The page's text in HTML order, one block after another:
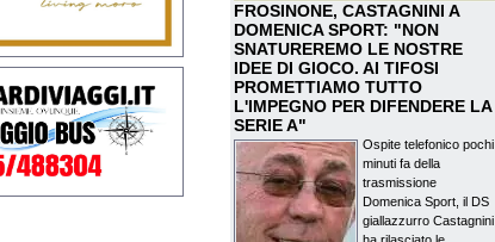
FROSINONE, CASTAGNINI A
DOMENICA SPORT: "NON
SNATUREREMO LE NOSTRE
IDEE DI GIOCO. AI TIFOSI
PROMETTIAMO TUTTO
L'IMPEGNO PER DIFENDERE LA
SERIE A"
Ospite telefonico pochi
minuti fa della
trasmissione
Domenica Sport, il DS
giallazzurro Castagnini